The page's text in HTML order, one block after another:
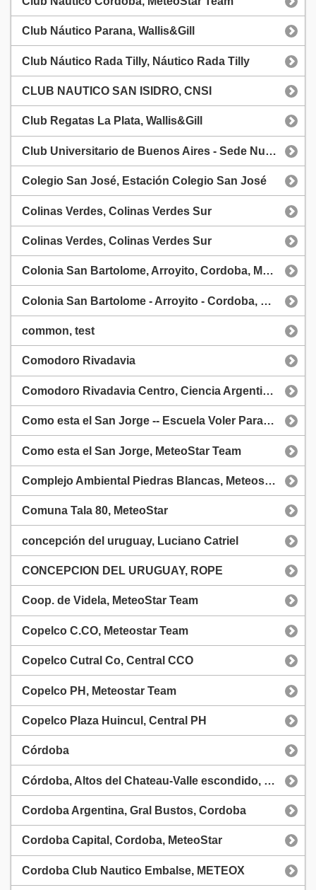
Club Náutico Parana, Wallis&Gill
Club Náutico Rada Tilly, Náutico Rada Tilly
CLUB NAUTICO SAN ISIDRO, CNSI
Club Regatas La Plata, Wallis&Gill
Club Universitario de Buenos Aires - Sede Nuñez, CUBA - sede nuñez
Colegio San José, Estación Colegio San José
Colinas Verdes, Colinas Verdes Sur
Colinas Verdes, Colinas Verdes Sur
Colonia San Bartolome, Arroyito, Cordoba, MeteoStar
Colonia San Bartolome - Arroyito - Cordoba, MeteoStar Team
common, test
Comodoro Rivadavia
Comodoro Rivadavia Centro, Ciencia Argentina 01
Como esta el San Jorge -- Escuela Voler Parapente, (MeteoStar Team)
Como esta el San Jorge, MeteoStar Team
Complejo Ambiental Piedras Blancas, Meteostar Team
Comuna Tala 80, MeteoStar
concepción del uruguay, Luciano Catriel
CONCEPCION DEL URUGUAY, ROPE
Coop. de Videla, MeteoStar Team
Copelco C.CO, Meteostar Team
Copelco Cutral Co, Central CCO
Copelco PH, Meteostar Team
Copelco Plaza Huincul, Central PH
Córdoba
Córdoba, Altos del Chateau-Valle escondido, Windguru Valle escondido
Cordoba Argentina, Gral Bustos, Cordoba
Cordoba Capital, Cordoba, MeteoStar
Cordoba Club Nautico Embalse, METEOX